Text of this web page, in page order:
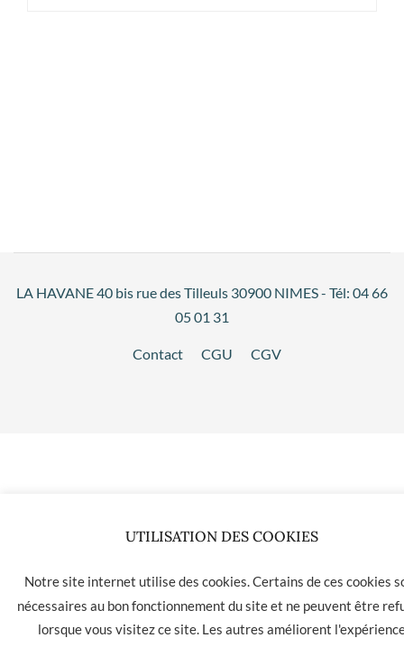
LA HAVANE 40 bis rue des Tilleuls 30900 NIMES - Tél: 04 66
05 01 31
Contact CGU CGV
UTILISATION DES COOKIES
Notre site internet utilise des cookies. Certains de ces cookies
nécessaires au bon fonctionnement du site et ne peuvent être
lorsque vous visitez ce site. Les autres améliorent